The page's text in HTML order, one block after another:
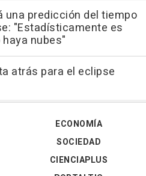
una predicción del tiempo
"Estadísticamente es
nubes"
atrás para el eclipse
ECONOMÍA
SOCIEDAD
CIENCIAPLUS